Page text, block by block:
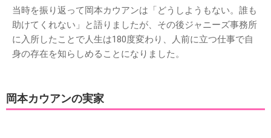
当時を振り返って岡本カウアンは「どうしようもない。誰も
助けてくれない」と語りましたが、その後ジャニーズ事務所
に入所したことで人生は180度変わり、人前に立つ仕事で自
身の存在を知らしめることになりました。
岡本カウアンの実家